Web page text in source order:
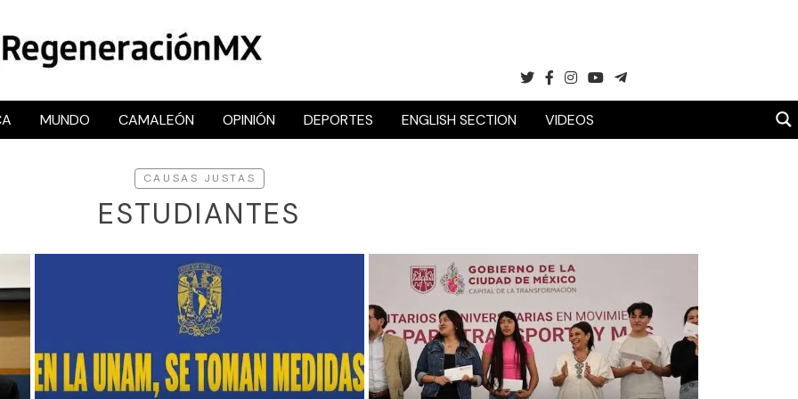
RegeneraciónMX
Sitio de noticias libre e independiente
MUNDO CAMALEÓN OPINIÓN DEPORTES ENGLISH SECTION VIDEOS
CAUSAS JUSTAS
ESTUDIANTES